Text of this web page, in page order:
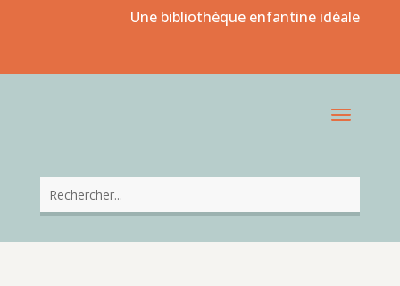
Une bibliothèque enfantine idéale